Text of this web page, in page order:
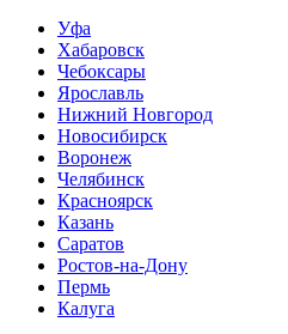
Уфа
Хабаровск
Чебоксары
Ярославль
Нижний Новгород
Новосибирск
Воронеж
Челябинск
Красноярск
Казань
Саратов
Ростов-на-Дону
Пермь
Калуга